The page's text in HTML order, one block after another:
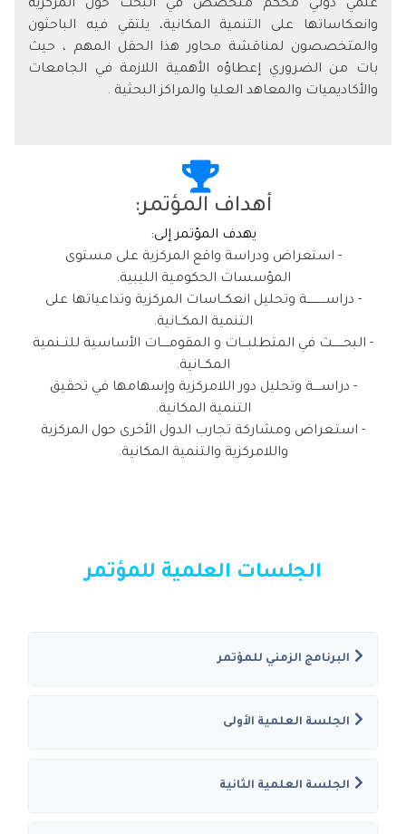
علمي دولي محكم متخصص في البحث حول المركزية
وانعكاساتها على التنمية المكانية، يلتقي فيه الباحثون
والمتخصصون لمناقشة محاور هذا الحقل المهم ، حيث
بات من الضروري إعطاؤه الأهمية اللازمة في الجامعات
والأكاديميات والمعاهد العليا والمراكز البحثية .
أهداف المؤتمر:
يهدف المؤتمر إلى:
- استعراض ودراسة واقع المركزية على مستوى
المؤسسات الحكومية الليبية.
- دراســــــــــة وتحليل انعكــاسات المركزية وتداعياتها على
التنمية المكــانية.
- البحــــــث في المتطلبـــات و المقومــــات الأساسية للتــنمية
المكــانية.
- دراســــة وتحليل دور اللامركزية وإسهامها في تحقيق
التنمية المكانية.
- استـعراض ومشاركة تجارب الدول الأخرى حول المركزية
واللامركزية والتنمية المكانية.
الجلسات العلمية للمؤتمر
البرنامج الزمني للمؤتمر
الجلسة العلمية الأولى
الجلسة العلمية الثانية